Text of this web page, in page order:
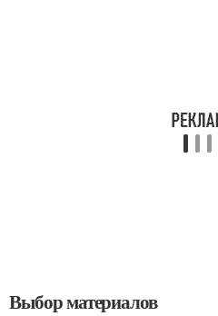
Выбор материалов